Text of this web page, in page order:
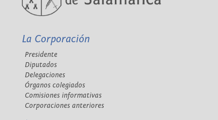
La Corporación
Presidente
Diputados
Delegaciones
Órganos colegiados
Comisiones informativas
Corporaciones anteriores